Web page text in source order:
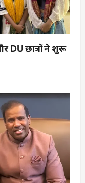
DU छात्रों ने शुरू